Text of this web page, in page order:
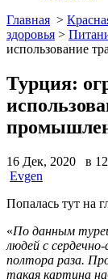
Главная >
здоровья >
использование
Турция:
16 Дек, 2020 в
Evgen
Попалась тут на
«По данным
людей с
полтора раза.
такая картина